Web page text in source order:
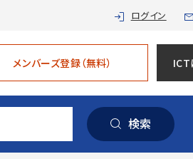
ログイン
メンバーズ登録（無料） ICT
検索